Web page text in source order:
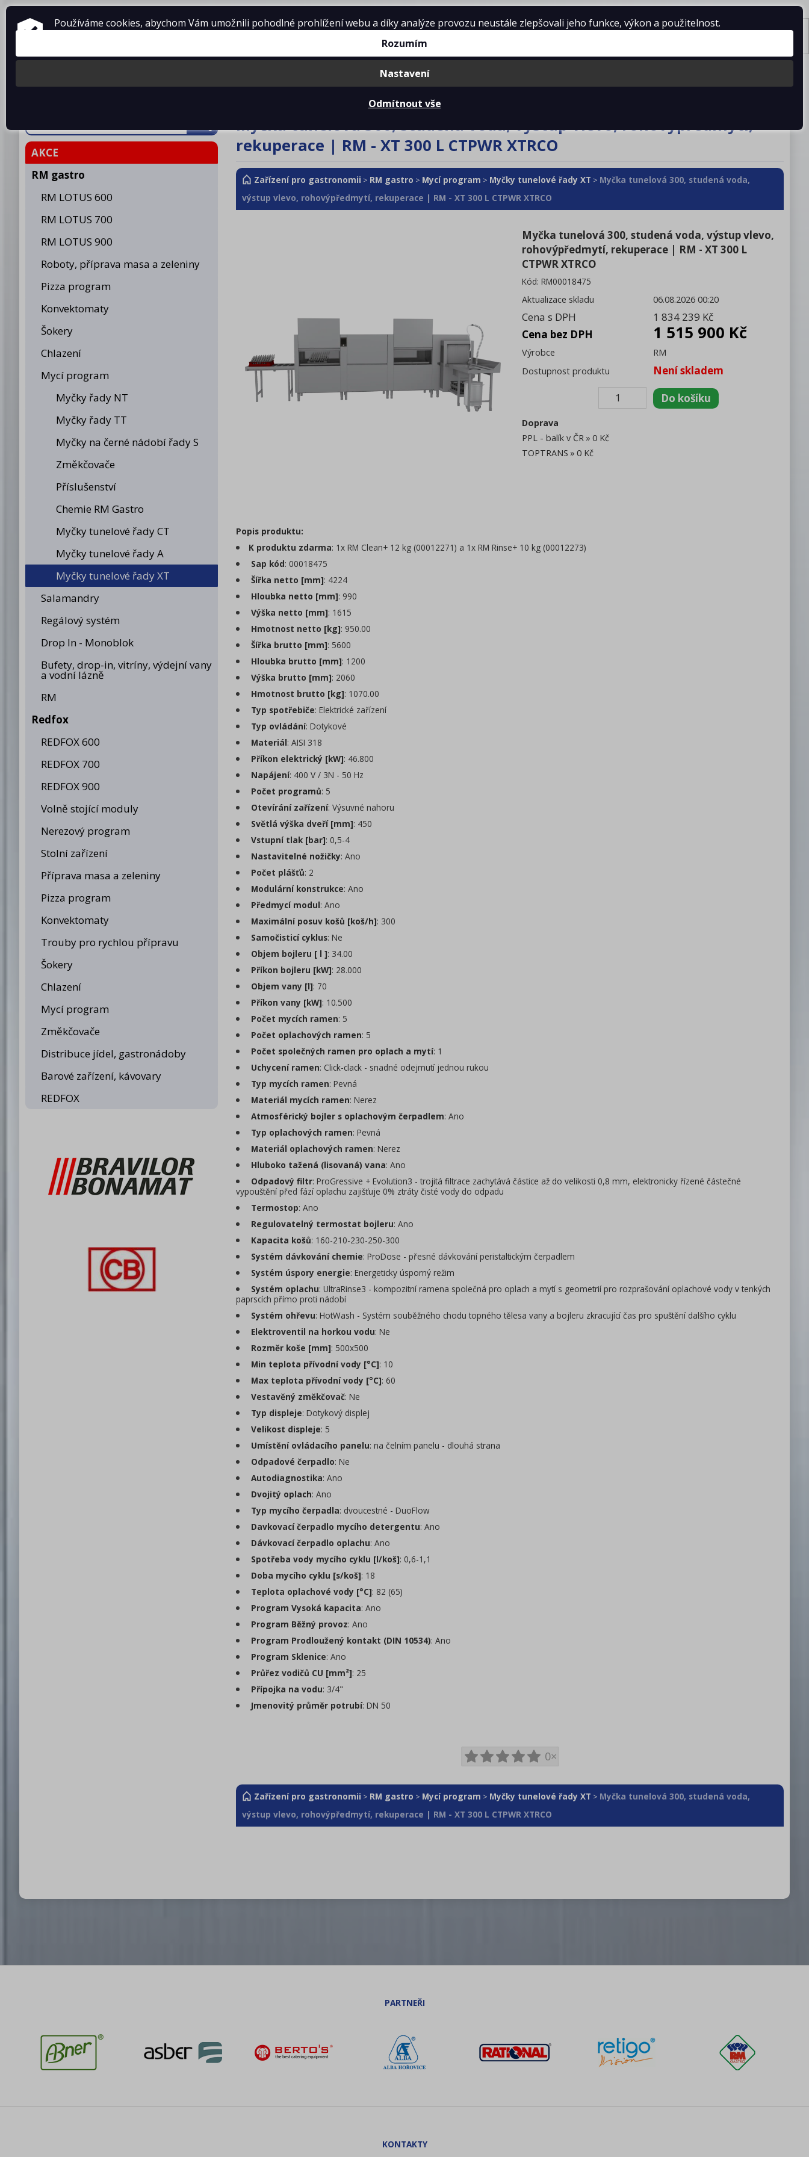
ZAŘÍZENÍ PRO GASTRONOMII
Produkty O firmě Projekty kuchyní Reference Ke stažení Kontakty
AKCE
RM gastro
RM LOTUS 600
RM LOTUS 700
RM LOTUS 900
Roboty, příprava masa a zeleniny
Pizza program
Konvektomaty
Šokery
Chlazení
Mycí program
Myčky řady NT
Myčky řady TT
Myčky na černé nádobí řady S
Změkčovače
Příslušenství
Chemie RM Gastro
Myčky tunelové řady CT
Myčky tunelové řady A
Myčky tunelové řady XT
Salamandry
Regálový systém
Drop In - Monoblok
Bufety, drop-in, vitríny, výdejní vany
a vodní lázně
RM
Redfox
REDFOX 600
REDFOX 700
REDFOX 900
Volně stojící moduly
Nerezový program
Stolní zařízení
Příprava masa a zeleniny
Pizza program
Konvektomaty
Trouby pro rychlou přípravu
Šokery
Chlazení
Mycí program
Změkčovače
Distribuce jídel, gastronádoby
Barové zařízení, kávovary
REDFOX
Myčka tunelová 300, studená voda, výstup vlevo, rohovýpředmytí,
rekuperace | RM - XT 300 L CTPWR XTRCO
Zařízení pro gastronomii > RM gastro > Mycí program > Myčky tunelové řady XT > Myčka tunelová 300, studená voda,
výstup vlevo, rohovýpředmytí, rekuperace | RM - XT 300 L CTPWR XTRCO
Myčka tunelová 300, studená voda, výstup vlevo,
rohovýpředmytí, rekuperace | RM - XT 300 L
CTPWR XTRCO
Kód: RM00018475
Aktualizace skladu
06.08.2026 00:20
Cena s DPH
1 834 239 Kč
Cena bez DPH
1 515 900 Kč
Výrobce
RM
Dostupnost produktu
Není skladem
Doprava
PPL - balík v ČR
0 Kč
TOPTRANS
0 Kč
Popis produktu:
K produktu zdarma: 1x RM Clean+ 12 kg (00012271) a 1x RM Rinse+ 10 kg (00012273)
Sap kód: 00018475
Šířka netto [mm]: 4224
Hloubka netto [mm]: 990
Výška netto [mm]: 1615
Hmotnost netto [kg]: 950.00
Šířka brutto [mm]: 5600
Hloubka brutto [mm]: 1200
Výška brutto [mm]: 2060
Hmotnost brutto [kg]: 1070.00
Typ spotřebiče: Elektrické zařízení
Typ ovládání: Dotykové
Materiál: AISI 318
Příkon elektrický [kW]: 46.800
Napájení: 400 V / 3N - 50 Hz
Počet programů: 5
Otevírání zařízení: Výsuvné nahoru
Světlá výška dveří [mm]: 450
Vstupní tlak [bar]: 0,5-4
Nastavitelné nožičky: Ano
Počet plášťů: 2
Modulární konstrukce: Ano
Předmycí modul: Ano
Maximální posuv košů [koš/h]: 300
Samočisticí cyklus: Ne
Objem bojleru [ l ]: 34.00
Příkon bojleru [kW]: 28.000
Objem vany [l]: 70
Příkon vany [kW]: 10.500
Počet mycích ramen: 5
Počet oplachových ramen: 5
Počet společných ramen pro oplach a mytí: 1
Uchycení ramen: Click-clack - snadné odejmutí jednou rukou
Typ mycích ramen: Pevná
Materiál mycích ramen: Nerez
Atmosférický bojler s oplachovým čerpadlem: Ano
Typ oplachových ramen: Pevná
Materiál oplachových ramen: Nerez
Hluboko tažená (lisovaná) vana: Ano
Odpadový filtr: ProGressive + Evolution3 - trojitá filtrace zachytává částice až do velikosti 0,8 mm, elektronicky řízené částečné
vypouštění před fází oplachu zajišťuje 0% ztráty čisté vody do odpadu
Termostop: Ano
Regulovatelný termostat bojleru: Ano
Kapacita košů: 160-210-230-250-300
Systém dávkování chemie: ProDose - přesné dávkování peristaltickým čerpadlem
Systém úspory energie: Energeticky úsporný režim
Systém oplachu: UltraRinse3 - kompozitní ramena společná pro oplach a mytí s geometrií pro rozprašování oplachové vody v tenkých
paprscích přímo proti nádobí
Systém ohřevu: HotWash - Systém souběžného chodu topného tělesa vany a bojleru zkracující čas pro spuštění dalšího cyklu
Elektroventil na horkou vodu: Ne
Rozměr koše [mm]: 500x500
Min teplota přívodní vody [°C]: 10
Max teplota přívodní vody [°C]: 60
Vestavěný změkčovač: Ne
Typ displeje: Dotykový displej
Velikost displeje: 5
Umístění ovládacího panelu: na čelním panelu - dlouhá strana
Odpadové čerpadlo: Ne
Autodiagnostika: Ano
Dvojitý oplach: Ano
Typ mycího čerpadla: dvoucestné - DuoFlow
Davkovací čerpadlo mycího detergentu: Ano
Dávkovací čerpadlo oplachu: Ano
Spotřeba vody mycího cyklu [l/koš]: 0,6-1,1
Doba mycího cyklu [s/koš]: 18
Teplota oplachové vody [°C]: 82 (65)
Program Vysoká kapacita: Ano
Program Běžný provoz: Ano
Program Prodloužený kontakt (DIN 10534): Ano
Program Sklenice: Ano
Průřez vodičů CU [mm²]: 25
Přípojka na vodu: 3/4"
Jmenovitý průměr potrubí: DN 50
0×
Zařízení pro gastronomii > RM gastro > Mycí program > Myčky tunelové řady XT > Myčka tunelová 300, studená voda,
výstup vlevo, rohovýpředmytí, rekuperace | RM - XT 300 L CTPWR XTRCO
Používáme cookies, abychom Vám umožnili pohodlné prohlížení webu a díky analýze provozu neustále zlepšovali jeho funkce, výkon a použitelnost.
Rozumím
Nastavení
Odmítnout vše